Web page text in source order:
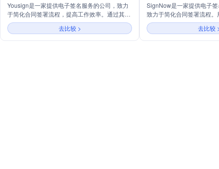
Yousign是一家提供电子签名服务的公司，致力
于简化合同签署流程，提高工作效率。通过其平
台，用户可以轻松创建、发送、签署和管理电子
文档，确保交易的安全性和合规性。Yousign支
持多种文件格式，适用于个人和企业用户，满足
去比较 >
SignNow是一家提供电子
致力于简化合同签署流程
轻松创建、发送、签署和
办公。SignNow支持多种
和手机，确保随时随地都
去比较